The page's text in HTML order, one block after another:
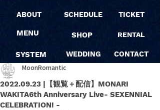
ABOUT
MENU
SYSTEM
SCHEDULE
SHOP
WEDDING
TICKET
RENTAL
CONTACT
2022.09.23 |【観覧＋配信】MONARI
WAKITA6th Anniversary Live- SEXENNIAL
CELEBRATION! -
MoonRomantic